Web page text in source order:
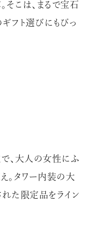
そこは、まるで宝石
フト選びにもぴっ
、大人の女性にふ
。タワー内装の大
た限定品をライン